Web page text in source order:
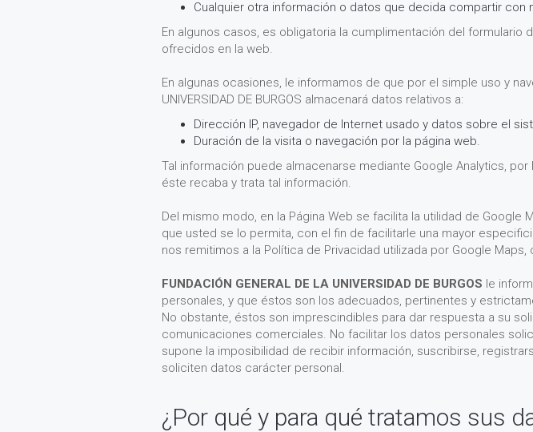
Cualquier otra información o datos que decida compartir con
En algunos casos, es obligatoria la cumplimentación del
ofrecidos en la web.
En algunas ocasiones, le informamos de que por el simple uso y
UNIVERSIDAD DE BURGOS almacenará datos relativos a:
Dirección IP, navegador de Internet usado y datos sobre el
Duración de la visita o navegación por la página web.
Tal información puede almacenarse mediante Google Analytics,
éste recaba y trata tal información.
Del mismo modo, en la Página Web se facilita la utilidad de
que usted se lo permita, con el fin de facilitarle una mayor
nos remitimos a la Política de Privacidad utilizada por Google
FUNDACIÓN GENERAL DE LA UNIVERSIDAD DE BURGOS le
personales, y que éstos son los adecuados, pertinentes y
No obstante, éstos son imprescindibles para dar respuesta a su
comunicaciones comerciales. No facilitar los datos personales
supone la imposibilidad de recibir información, suscribirse,
soliciten datos carácter personal.
¿Por qué y para qué tratamos sus